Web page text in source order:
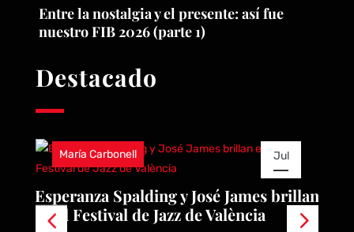
Entre la nostalgia y el presente: así fue
nuestro FIB 2026 (parte 1)
Destacado
María Carbonell Jul
Esperanza Spalding y José James brillan
en el Festival de Jazz de València